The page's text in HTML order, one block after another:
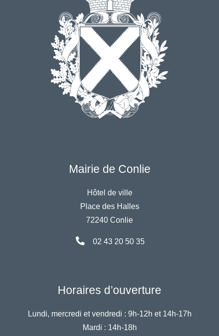
Mairie de Conlie
Hôtel de ville
Place des Halles
72240 Conlie
02 43 20 50 35
Horaires d’ouverture
Lundi, mercredi et vendredi : 9h-12h et 14h-17h
Mardi : 14h-18h